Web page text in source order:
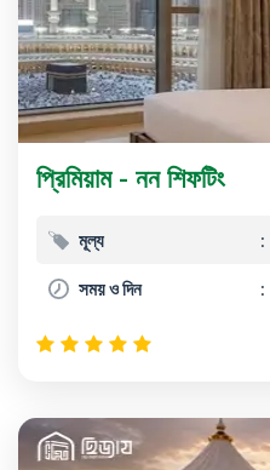
প্রিমিয়াম - নন শিফটিং
মূল্য
সময় ও দিন